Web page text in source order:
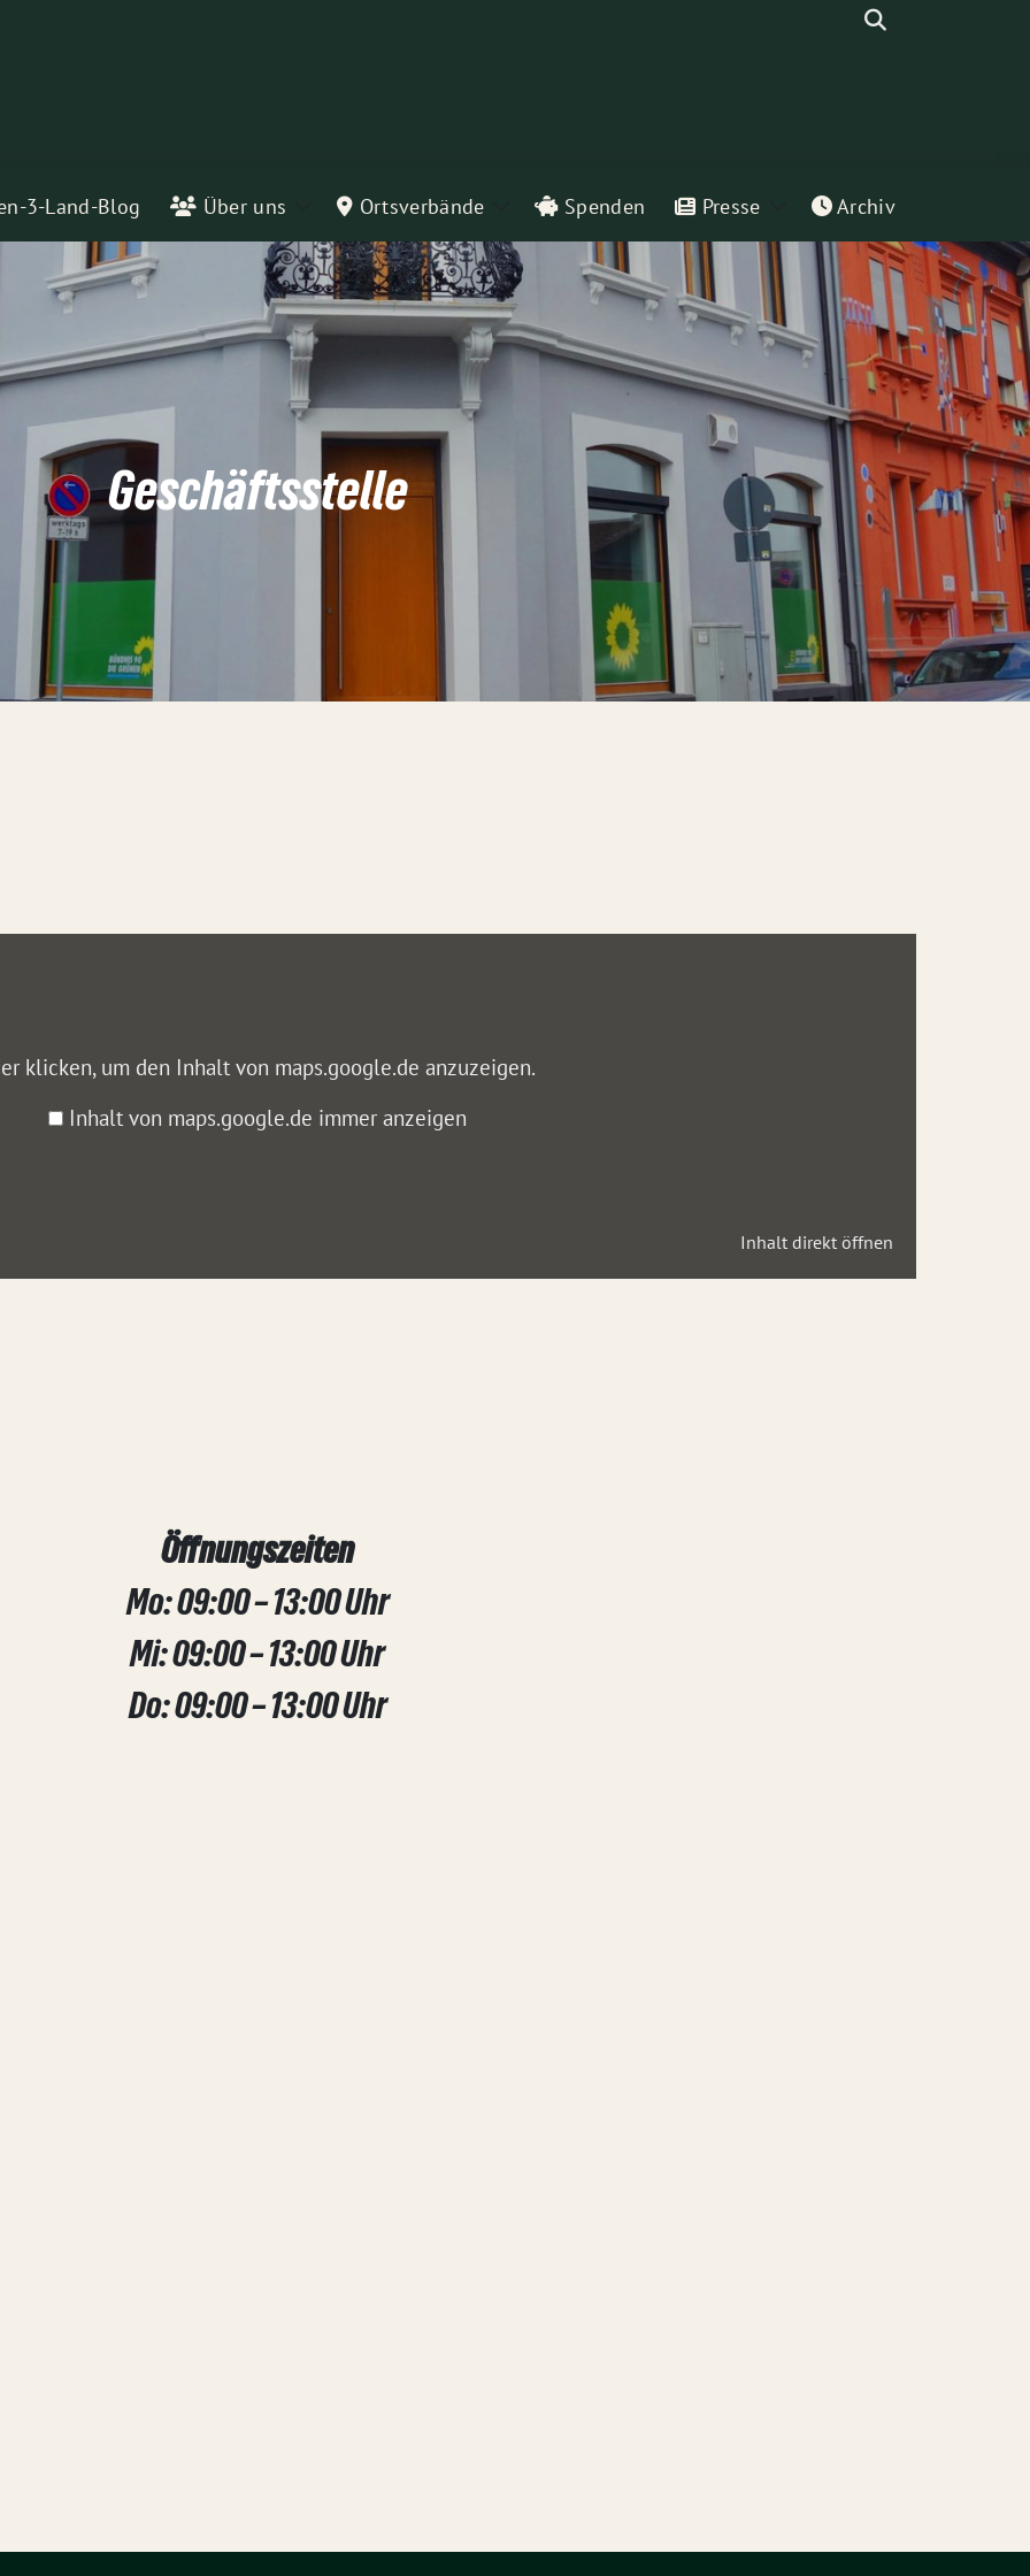
Suche
3-Land-Blog Über uns
Zeige
Untermenü
Ortsverbände
Zeige
Untermenü
Spenden Presse
Zeige
Untermenü
Archiv
Geschäftsstelle
klicken, um den Inhalt von maps.google.de anzuzeigen.
Inhalt von maps.google.de immer anzeigen
Inhalt direkt öffnen
Öffnungszeiten
Mo: 09:00 – 13:00 Uhr
Mi: 09:00 – 13:00 Uhr
Do: 09:00 – 13:00 Uhr